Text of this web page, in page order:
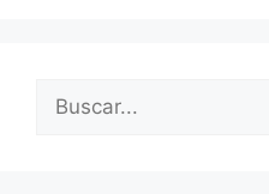
Buscar: